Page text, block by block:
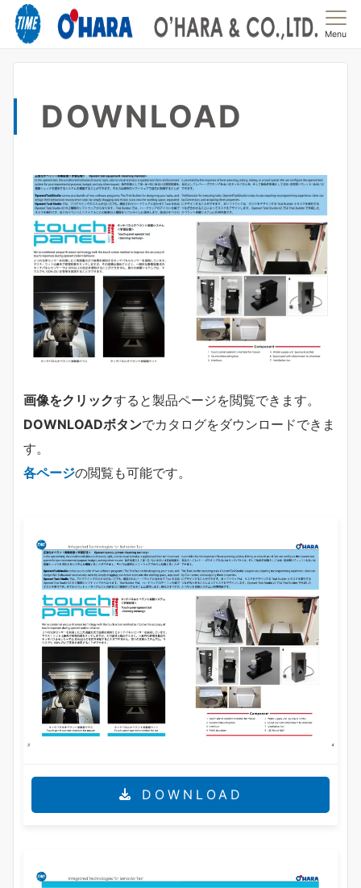
Menu
DOWNLOAD
画像をクリックすると製品ページを閲覧できます。
DOWNLOADボタンでカタログをダウンロードできま
す。
各ページの閲覧も可能です。
DOWNLOAD